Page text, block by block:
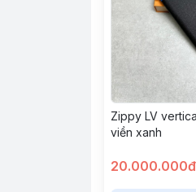
Zippy LV
viền xanh
20.000.000đ